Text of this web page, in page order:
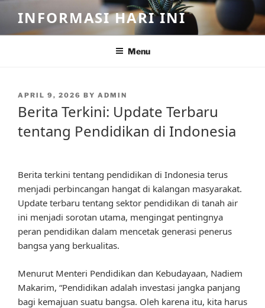
content
INFORMASI HARI INI
Menu
POSTED
APRIL 9, 2026 BY ADMIN
Berita Terkini: Update Terbaru
tentang Pendidikan di Indonesia
Berita terkini tentang pendidikan di Indonesia terus
menjadi perbincangan hangat di kalangan masyarakat.
Update terbaru tentang sektor pendidikan di tanah air
ini menjadi sorotan utama, mengingat pentingnya
peran pendidikan dalam mencetak generasi penerus
bangsa yang berkualitas.
Menurut Menteri Pendidikan dan Kebudayaan, Nadiem
Makarim, “Pendidikan adalah investasi jangka panjang
bagi kemajuan suatu bangsa. Oleh karena itu, kita harus